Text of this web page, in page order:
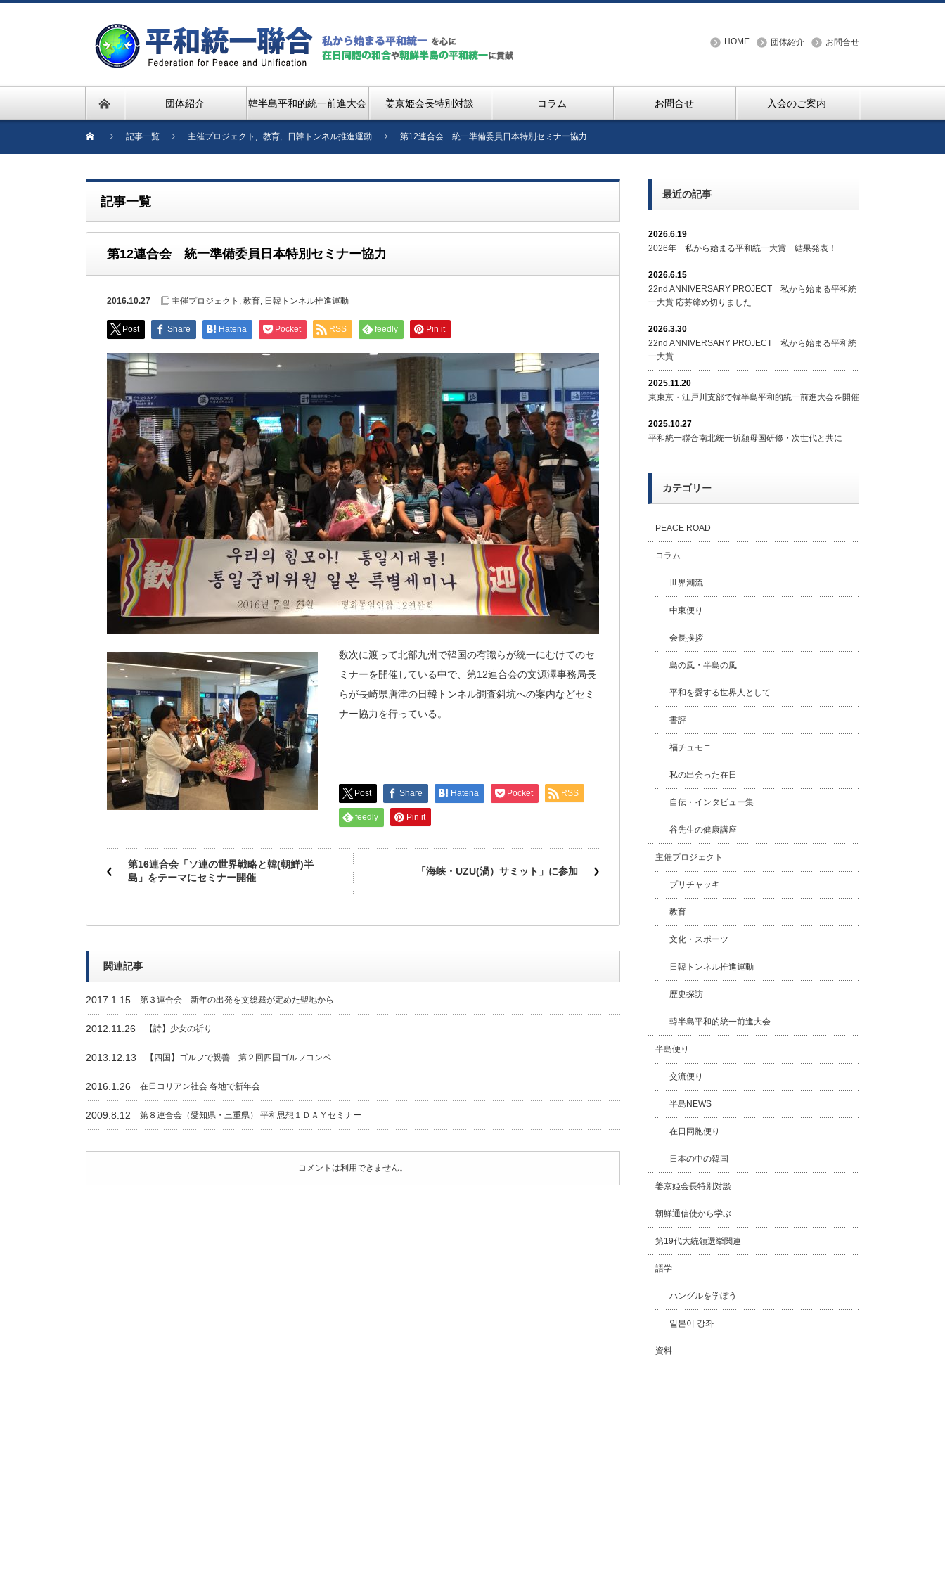
HOME 団体紹介 お問合せ
団体紹介 韓半島平和的統一前進大会 姜京姫会長特別対談 コラム お問合せ 入会のご案内
記事一覧 主催プロジェクト , 教育, 日韓トンネル推進運動 第12連合会 統一準備委員日本特別セミナー協力
記事一覧
第12連合会 統一準備委員日本特別セミナー協力
2016.10.27 主催プロジェクト , 教育, 日韓トンネル推進運動
Post Share Hatena Pocket RSS feedly Pin it
数次に渡って北部九州で韓国の有識らが統一にむけてのセ
ミナーを開催している中で、第12連合会の文源澤事務局長
らが長崎県唐津の日韓トンネル調査斜坑への案内などセミ
ナー協力を行っている。
Post Share Hatena Pocket RSS
feedly Pin it
第16連合会「ソ連の世界戦略と韓(朝鮮)半
島」をテーマにセミナー開催
「海峡・UZU(渦）サミット」に参加
関連記事
2017.1.15 第３連合会 新年の出発を文総裁が定めた聖地から
2012.11.26 【詩】少女の祈り
2013.12.13 【四国】ゴルフで親善 第２回四国ゴルフコンペ
2016.1.26 在日コリアン社会 各地で新年会
2009.8.12 第８連合会（愛知県・三重県） 平和思想１ＤＡＹセミナー
コメントは利用できません。
最近の記事
2026.6.19
2026年 私から始まる平和統一大賞 結果発表！
2026.6.15
22nd ANNIVERSARY PROJECT 私から始まる平和統
一大賞 応募締め切りました
2026.3.30
22nd ANNIVERSARY PROJECT 私から始まる平和統
一大賞
2025.11.20
東東京・江戸川支部で韓半島平和的統一前進大会を開催
2025.10.27
平和統一聯合南北統一祈願母国研修・次世代と共に
カテゴリー
PEACE ROAD
コラム
世界潮流
中東便り
会長挨拶
島の風・半島の風
平和を愛する世界人として
書評
福チュモニ
私の出会った在日
自伝・インタビュー集
谷先生の健康講座
主催プロジェクト
プリチャッキ
教育
文化・スポーツ
日韓トンネル推進運動
歴史探訪
韓半島平和的統一前進大会
半島便り
交流便り
半島NEWS
在日同胞便り
日本の中の韓国
姜京姫会長特別対談
朝鮮通信使から学ぶ
第19代大統領選挙関連
語学
ハングルを学ぼう
일본어 강좌
資料